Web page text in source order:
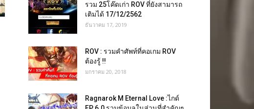
รวม 25โค๊ดเก่า ROV ที่ยังสามารถ
เติมได้ 17/12/2562
ธันวาคม 17, 2019
ROV : รวมคำศัพท์ที่คอเกม ROV
ต้องรู้ !!
มกราคม 20, 2018
Ragnarok M Eternal Love :ไกด์